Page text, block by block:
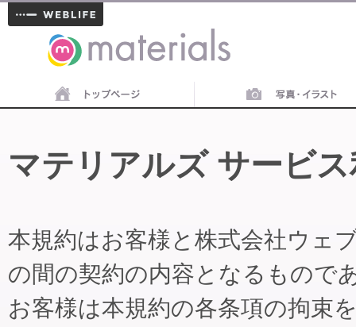
materials
マテリアルズ サービ
本規約はお客様と株式会社ウェ
の間の契約の内容となるもので
お客様は本規約の各条項の拘束